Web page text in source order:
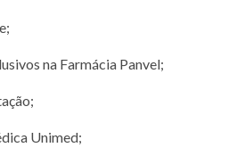
na Farmácia Panvel;
Unimed;